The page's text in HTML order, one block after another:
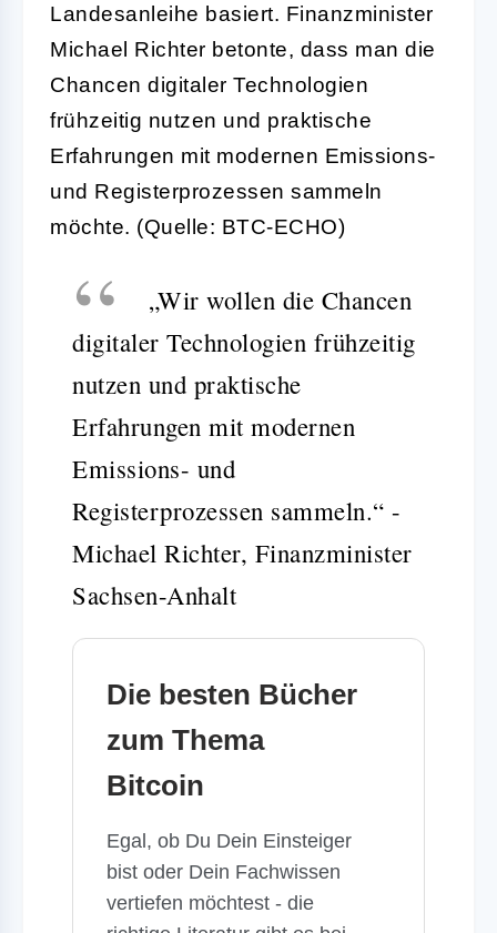
Landesanleihe basiert. Finanzminister
Michael Richter betonte, dass man die
Chancen digitaler Technologien
frühzeitig nutzen und praktische
Erfahrungen mit modernen Emissions-
und Registerprozessen sammeln
möchte. (Quelle: BTC-ECHO)
„Wir wollen die Chancen
digitaler Technologien frühzeitig
nutzen und praktische
Erfahrungen mit modernen
Emissions- und
Registerprozessen sammeln.“ -
Michael Richter, Finanzminister
Sachsen-Anhalt
Die besten Bücher
zum Thema
Bitcoin
Egal, ob Du Dein Einsteiger
bist oder Dein Fachwissen
vertiefen möchtest - die